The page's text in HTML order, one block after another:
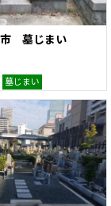
墓じまい
墓じまい